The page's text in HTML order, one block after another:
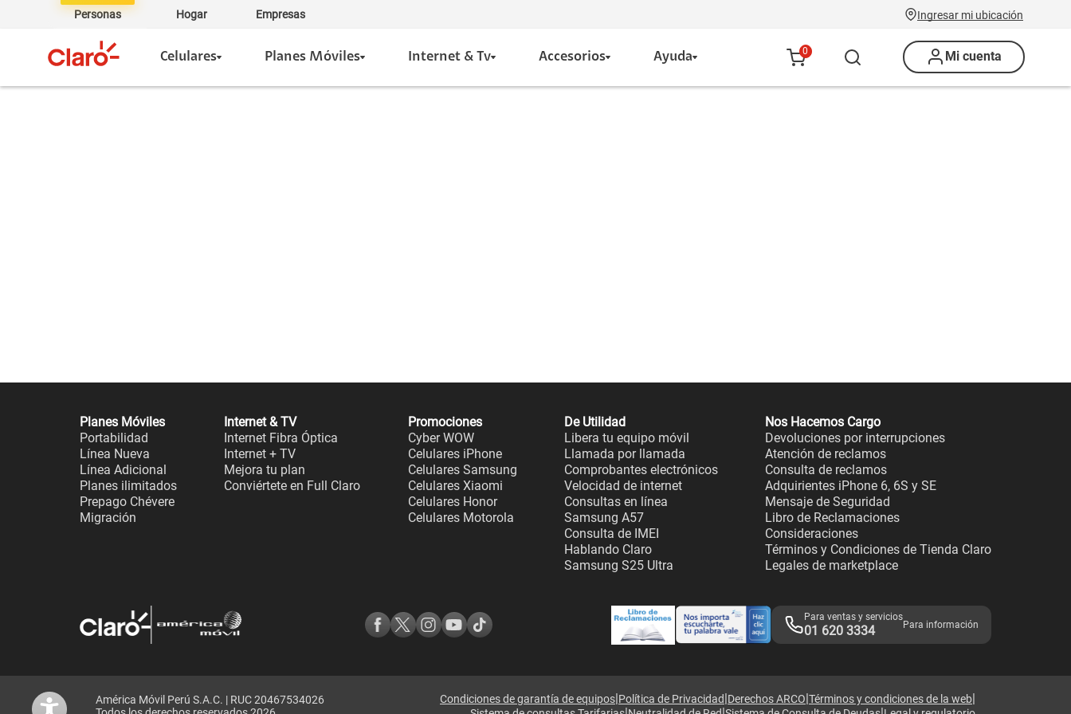
Personas Hogar Empresas Ingresar mi ubicación
Celulares Planes Móviles Internet & Tv Accesorios Ayuda 0 Mi cuenta
Planes Móviles
Portabilidad
Línea Nueva
Línea Adicional
Planes ilimitados
Prepago Chévere
Migración
Internet & TV
Internet Fibra Óptica
Internet + TV
Mejora tu plan
Conviértete en Full Claro
Promociones
Cyber WOW
Celulares iPhone
Celulares Samsung
Celulares Xiaomi
Celulares Honor
Celulares Motorola
De Utilidad
Libera tu equipo móvil
Llamada por llamada
Comprobantes electrónicos
Velocidad de internet
Consultas en línea
Samsung A57
Consulta de IMEI
Hablando Claro
Samsung S25 Ultra
Nos Hacemos Cargo
Devoluciones por interrupciones
Atención de reclamos
Consulta de reclamos
Adquirientes iPhone 6, 6S y SE
Mensaje de Seguridad
Libro de Reclamaciones
Consideraciones
Términos y Condiciones de Tienda Claro
Legales de marketplace
Para ventas y servicios
01 620 3334 Para información
América Móvil Perú S.A.C. | RUC 20467534026
Condiciones de garantía de equipos|Política de Privacidad|Derechos ARCO|Términos y condiciones de la web|